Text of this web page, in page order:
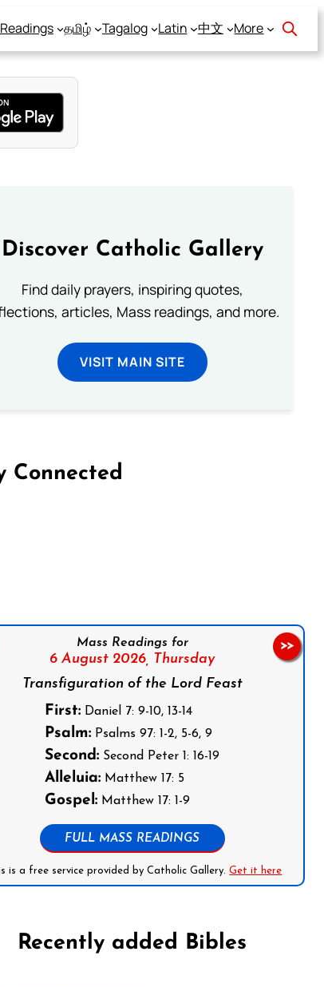
Readings தமிழ் Tagalog Latin 中文 More
Discover Catholic Gallery
Find daily prayers, inspiring quotes,
articles, Mass readings, and more.
VISIT MAIN SITE
Connected
Mass Readings for
6 August 2026, Thursday
Transfiguration of the Lord Feast
First: Daniel 7: 9-10, 13-14
Psalm: Psalms 97: 1-2, 5-6, 9
Second: Second Peter 1: 16-19
Alleluia: Matthew 17: 5
Gospel: Matthew 17: 1-9
FULL MASS READINGS
is a free service provided by Catholic Gallery.Get it here
>>
Recently added Bibles